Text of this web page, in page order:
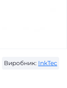
Виробник: InkTec